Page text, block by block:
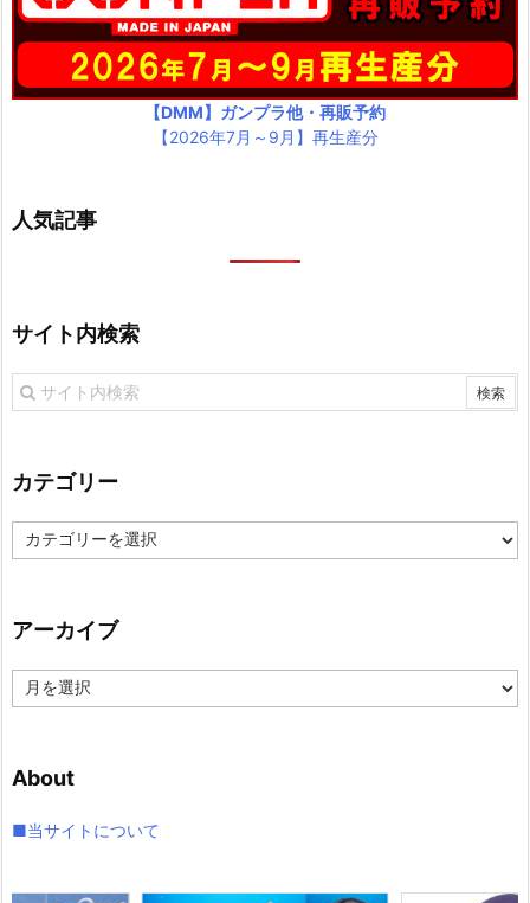
【DMM】ガンプラ他・再販予約
【2026年7月～9月】再生産分
人気記事
サイト内検索
カテゴリー
カ
テ
ー
アーカイブ
ー
ブ
About
■当サイトについて